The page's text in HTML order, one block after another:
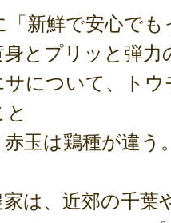
「新鮮で安心で
身とプリッと弾
サについて、ト
赤玉は鶏種が違
家は、近郊の千